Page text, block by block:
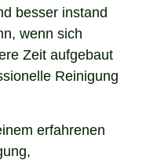
besser instand
wenn sich
Zeit aufgebaut
Reinigung
erfahrenen